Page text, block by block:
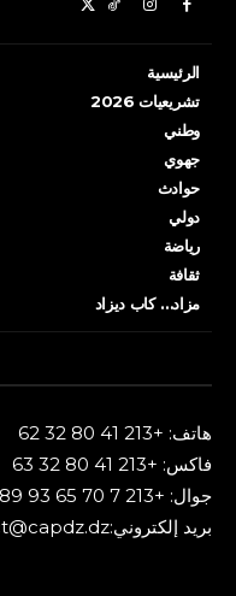
الرئيسية
تشريعيات 2026
وطني
جهوي
حوادث
دولي
رياضة
ثقافة
مزاد… كاب ديزاد
هاتف: +213 41 80 32 62
فاكس: +213 41 80 32 63
جوال: +213 7 70 65 93 89
بريد إلكتروني:contact@capdz.dz